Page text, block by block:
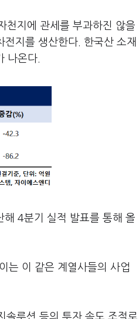
천지에 관세를 부과하진 않을
전지를 생산한다. 한국산 소재
나온다.
해 4분기 실적 발표를 통해 올
는 이 같은 계열사들의 사업
솔루션 등의 투자 속도 조절로